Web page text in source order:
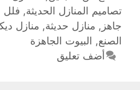
تصاميم المنازل الحديثة, فلل
جاهز, منازل حديثة, منازل
الصنع,
أضف تعليق